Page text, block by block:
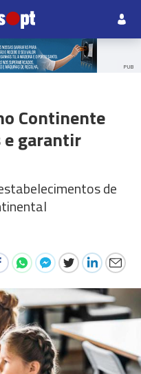
PUB
Continente
e garantir
de